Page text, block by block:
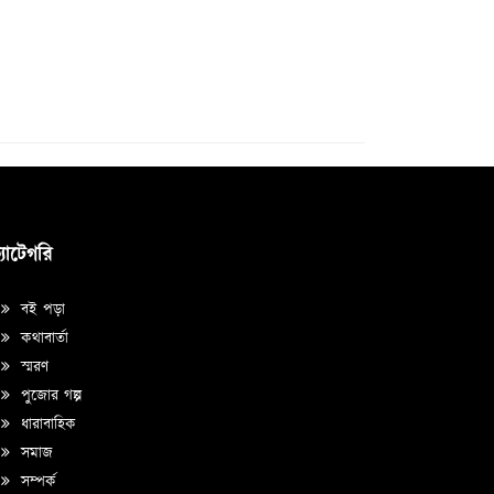
বই পড়া
কথাবার্তা
স্মরণ
পুজোর গল্প
ধারাবাহিক
সমাজ
সম্পর্ক